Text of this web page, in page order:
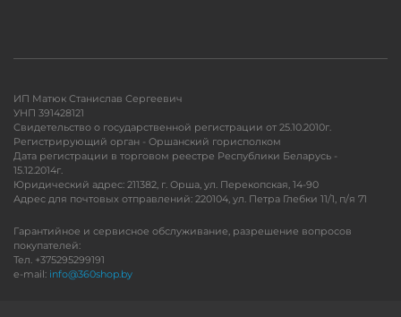
ИП Матюк Станислав Сергеевич
УНП 391428121
Свидетельство о государственной регистрации от 25.10.2010г.
Регистрирующий орган - Оршанский горисполком
Дата регистрации в торговом реестре Республики Беларусь -
15.12.2014г.
Юридический адрес: 211382, г. Орша, ул. Перекопская, 14-90
Адрес для почтовых отправлений: 220104, ул. Петра Глебки 11/1, п/я 71
Гарантийное и сервисное обслуживание, разрешение вопросов
покупателей:
Тел. +375295299191
e-mail: info@360shop.by